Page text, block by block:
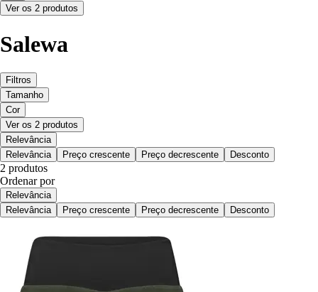
Ver os 2 produtos
Salewa
Filtros
Tamanho
Cor
Ver os 2 produtos
Relevância
Relevância
Preço crescente Preço decrescente Desconto
2 produtos
Ordenar por
Relevância
Relevância
Preço crescente Preço decrescente Desconto